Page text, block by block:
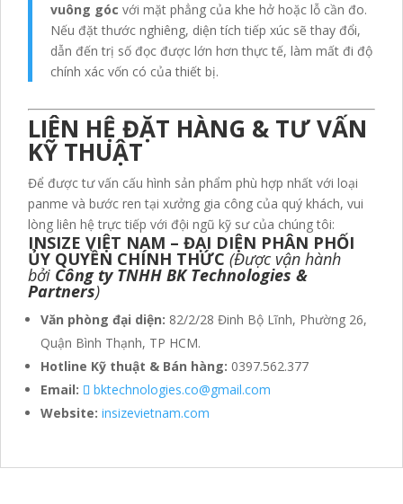
vuông góc với mặt phẳng của khe hở hoặc lỗ cần đo.
Nếu đặt thước nghiêng, diện tích tiếp xúc sẽ thay đổi,
dẫn đến trị số đọc được lớn hơn thực tế, làm mất đi độ
chính xác vốn có của thiết bị.
LIÊN HỆ ĐẶT HÀNG & TƯ VẤN
KỸ THUẬT
Để được tư vấn cấu hình sản phẩm phù hợp nhất với loại
panme và bước ren tại xưởng gia công của quý khách, vui
lòng liên hệ trực tiếp với đội ngũ kỹ sư của chúng tôi:
INSIZE VIỆT NAM – ĐẠI DIỆN PHÂN PHỐI
ỦY QUYỀN CHÍNH THỨC (Được vận hành
bởi Công ty TNHH BK Technologies &
Partners)
Văn phòng đại diện: 82/2/28 Đinh Bộ Lĩnh, Phường 26,
Quận Bình Thạnh, TP HCM.
Hotline Kỹ thuật & Bán hàng: 0397.562.377
Email:
bktechnologies.co@gmail.com
Website: insizevietnam.com